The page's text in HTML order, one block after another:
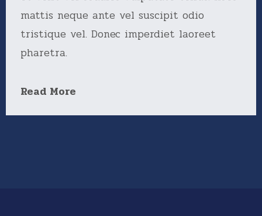
mattis neque ante vel suscipit odio
tristique vel. Donec imperdiet laoreet
pharetra.
Read More